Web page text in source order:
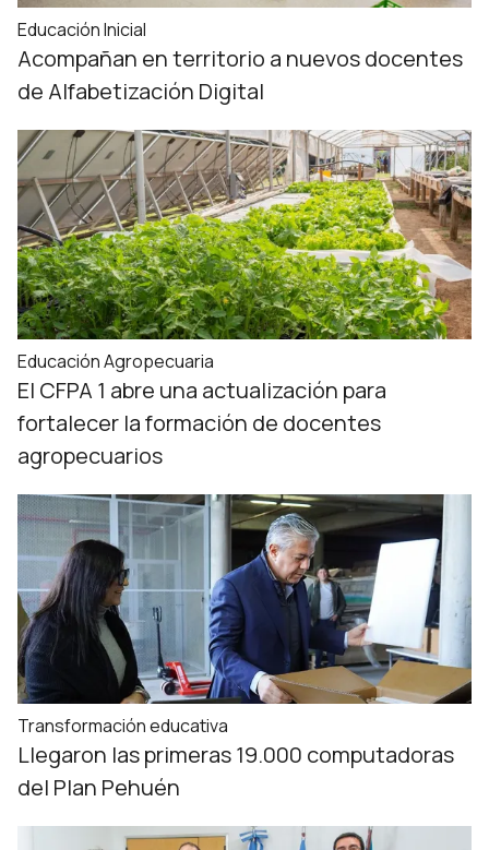
Educación Inicial
Acompañan en territorio a nuevos docentes
de Alfabetización Digital
Educación Agropecuaria
El CFPA 1 abre una actualización para
fortalecer la formación de docentes
agropecuarios
Transformación educativa
Llegaron las primeras 19.000 computadoras
del Plan Pehuén